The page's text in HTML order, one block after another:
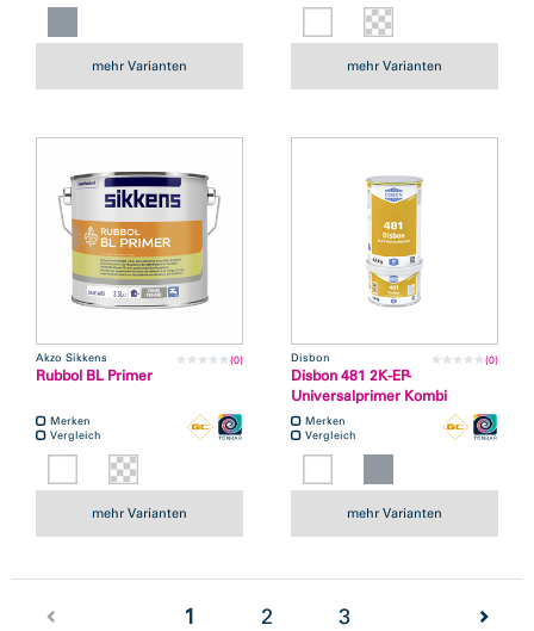
mehr Varianten mehr Varianten
Akzo Sikkens (0)
Rubbol BL Primer
Merken
Vergleich
mehr Varianten
Disbon (0)
Disbon 481 2K-EP-
Universalprimer Kombi
Merken
Vergleich
mehr Varianten
1 (current)
2 3